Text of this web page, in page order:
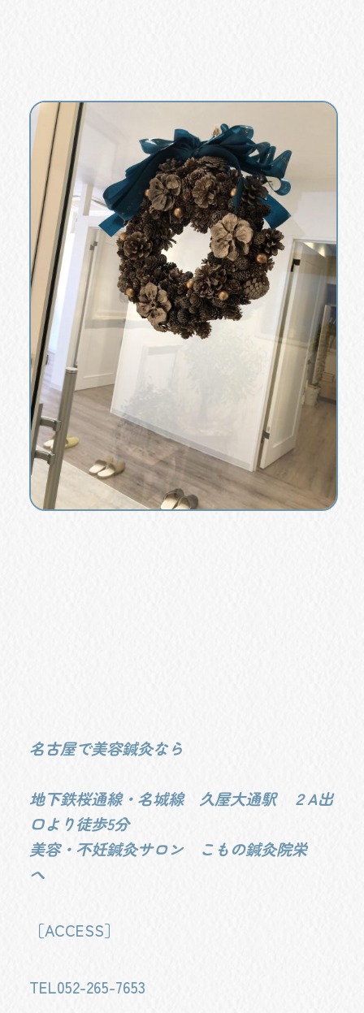
名古屋で美容鍼灸なら
地下鉄桜通線・名城線 久屋大通駅 ２A出
口より徒歩5分
美容・不妊鍼灸サロン こもの鍼灸院栄
へ
［ACCESS］
TEL052-265-7653